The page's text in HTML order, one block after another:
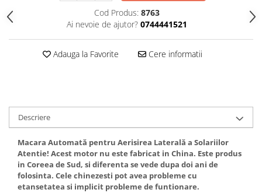
Cod Produs: 8763
Ai nevoie de ajutor? 0744441521
Adauga la Favorite Cere informatii
Descriere
Macara Automată pentru Aerisirea Laterală a Solariilor
Atentie! Acest motor nu este fabricat in China. Este produs
in Coreea de Sud, si diferenta se vede dupa doi ani de
folosinta. Cele chinezesti pot avea probleme cu
etansetatea si implicit probleme de funtionare.